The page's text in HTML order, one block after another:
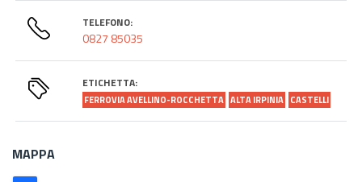
TELEFONO:
0827 85035
ETICHETTA:
FERROVIA AVELLINO-ROCCHETTA ALTA IRPINIA CASTELLI
MAPPA